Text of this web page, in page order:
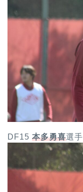
DF15 本多勇喜選手